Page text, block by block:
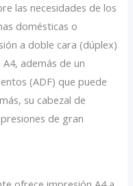
las necesidades de los
domésticas o
a doble cara (dúplex)
además de un
(ADF) que puede
su cabezal de
de gran